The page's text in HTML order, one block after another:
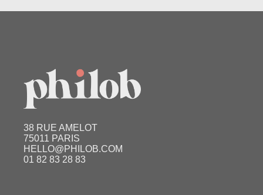
38 RUE AMELOT
75011 PARIS
HELLO@PHILOB.COM
01 82 83 28 83